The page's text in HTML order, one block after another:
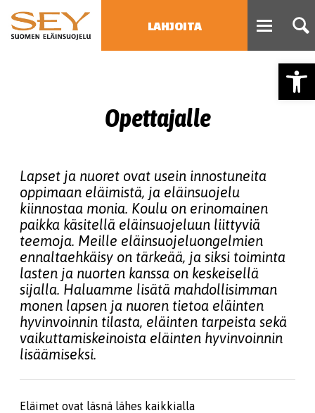
LAHJOITA
for results.
Opettajalle
Lapset ja nuoret ovat usein innostuneita
oppimaan eläimistä, ja eläinsuojelu
kiinnostaa monia. Koulu on erinomainen
paikka käsitellä eläinsuojeluun liittyviä
teemoja. Meille eläinsuojeluongelmien
ennaltaehkäisy on tärkeää, ja siksi toiminta
lasten ja nuorten kanssa on keskeisellä
sijalla. Haluamme lisätä mahdollisimman
monen lapsen ja nuoren tietoa eläinten
hyvinvoinnin tilasta, eläinten tarpeista sekä
vaikuttamiskeinoista eläinten hyvinvoinnin
lisäämiseksi.
Eläimet ovat läsnä lähes kaikkialla